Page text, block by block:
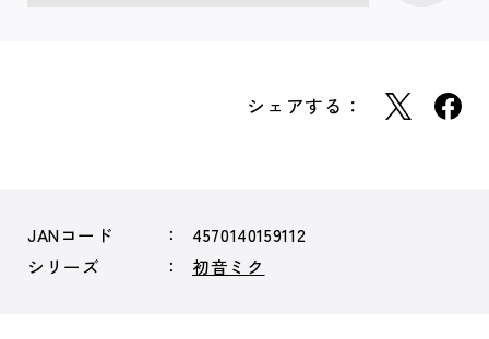
シェアする：
JANコード
4570140159112
シリーズ
初音ミク